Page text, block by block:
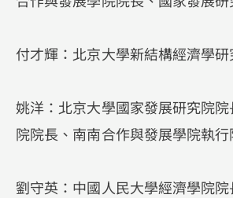
付才輝：北京大學新結構經濟學
姚洋：北京大學國家發展研究院
院院長、南南合作與發展學院執行
劉守英：中國人民大學經濟學院院